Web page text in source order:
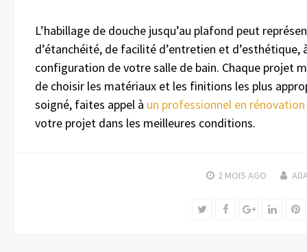
L’habillage de douche jusqu’au plafond peut
d’étanchéité, de facilité d’entretien et d’esthétique,
configuration de votre salle de bain. Chaque projet
de choisir les matériaux et les finitions les plus
soigné, faites appel à un professionnel en
votre projet dans les meilleures conditions.
2 MOIS AGO
TwitterFacebookGoogle+